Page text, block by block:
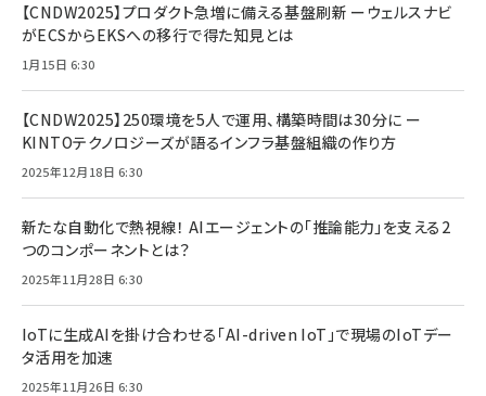
【CNDW2025】プロダクト急増に備える基盤刷新 ーウェルスナビ
がECSからEKSへの移行で得た知見とは
1月15日 6:30
【CNDW2025】250環境を5人で運用、構築時間は30分に ー
KINTOテクノロジーズが語るインフラ基盤組織の作り方
2025年12月18日 6:30
新たな自動化で熱視線！ AIエージェントの「推論能力」を支える2
つのコンポーネントとは？
2025年11月28日 6:30
IoTに生成AIを掛け合わせる「AI-driven IoT」で現場のIoTデー
タ活用を加速
2025年11月26日 6:30